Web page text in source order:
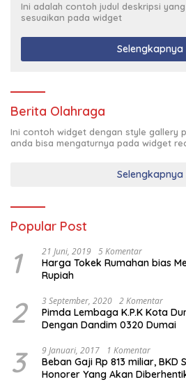
Ini adalah contoh judul deskripsi
sesuaikan pada widget
Selengkapnya
Berita Olahraga
Ini contoh widget dengan style gallery
anda bisa mengaturnya pada widget
Selengkapnya
Popular Post
1 21 Juni, 2019 5 Komentar
Harga Tokek Rumahan bias
Rupiah
2 3 September, 2020 2 Komentar
Pimda Lembaga K.P.K Kota
Dengan Dandim 0320 Dumai
3 9 Januari, 2017 1 Komentar
Beban Gaji Rp 813 miliar,
Honorer Yang Akan